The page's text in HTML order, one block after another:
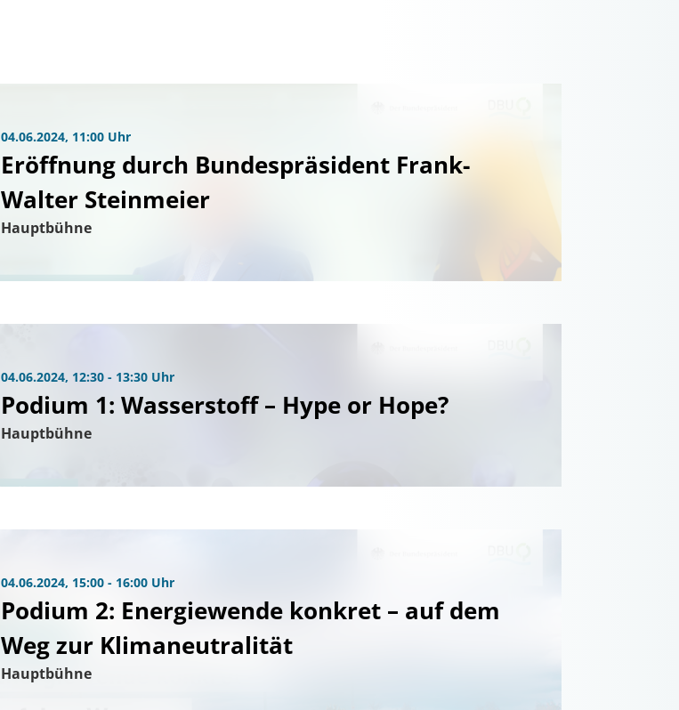
04.06.2024, 11:00 Uhr
Eröffnung durch Bundespräsident Frank-
Walter Steinmeier
Hauptbühne
04.06.2024, 12:30 - 13:30 Uhr
Podium 1: Wasserstoff – Hype or Hope?
Hauptbühne
04.06.2024, 15:00 - 16:00 Uhr
Podium 2: Energiewende konkret – auf dem
Weg zur Klimaneutralität
Hauptbühne